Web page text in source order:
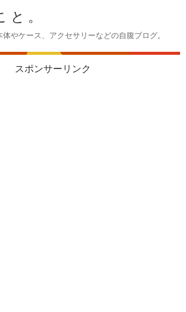
と。
やケース、アクセサリーなどの自腹ブログ。
スポンサーリンク